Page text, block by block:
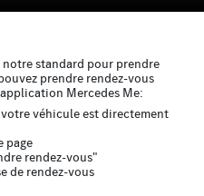
standard pour prendre
prendre rendez-vous
Mercedes Me:
véhicule est directement
page
rendez-vous"
de rendez-vous